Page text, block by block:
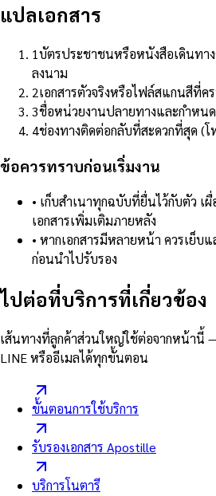
แปลเอกสาร
1บัตรประชาชนหรือหนังสือเดินทา
ลงนาม
2เอกสารตัวจริงหรือไฟล์สแกนสีที่ค
3ชื่อหน่วยงานปลายทางและกำหน
4ช่องทางติดต่อกลับที่สะดวกที่สุด (
ข้อควรทราบก่อนเริ่มงาน
• เก็บสำเนาทุกฉบับที่ยื่นไว้กับตัว เ
เอกสารเพิ่มเติมภายหลัง
• หากเอกสารมีหลายหน้า ควรเย็บ
ก่อนนำไปรับรอง
ไปต่อที่บริการที่เกี่ยวข้อง
เส้นทางที่ลูกค้าส่วนใหญ่ใช้ต่อจากหน้านี้
LINE หรืออีเมลได้ทุกขั้นตอน
ขั้นตอนการใช้บริการ
รับรองเอกสาร Apostille
บริการโนตารี